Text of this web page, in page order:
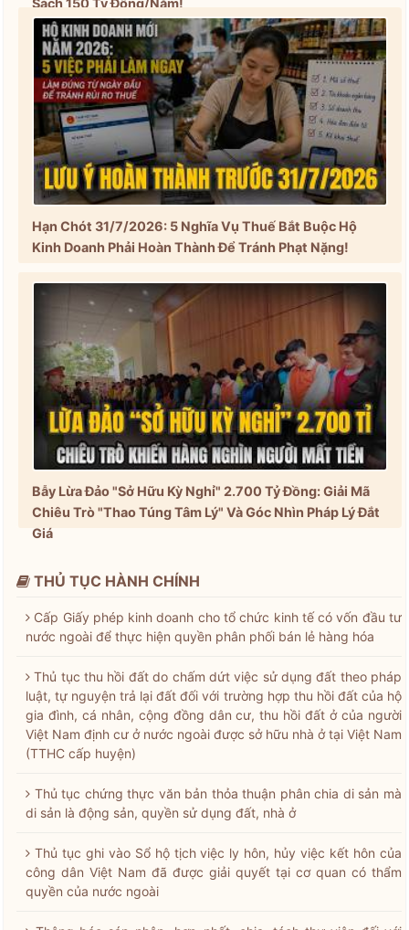
Sách 150 Tỷ Đồng/Năm!
Hạn Chót 31/7/2026: 5 Nghĩa Vụ Thuế Bắt Buộc Hộ
Kinh Doanh Phải Hoàn Thành Để Tránh Phạt Nặng!
Bẫy Lừa Đảo "Sở Hữu Kỳ Nghỉ" 2.700 Tỷ Đồng: Giải Mã
Chiêu Trò "Thao Túng Tâm Lý" Và Góc Nhìn Pháp Lý Đắt
Giá
THỦ TỤC HÀNH CHÍNH
Cấp Giấy phép kinh doanh cho tổ chức kinh tế có vốn đầu tư
nước ngoài để thực hiện quyền phân phối bán lẻ hàng hóa
Thủ tục thu hồi đất do chấm dứt việc sử dụng đất theo pháp
luật, tự nguyện trả lại đất đối với trường hợp thu hồi đất của hộ
gia đình, cá nhân, cộng đồng dân cư, thu hồi đất ở của người
Việt Nam định cư ở nước ngoài được sở hữu nhà ở tại Việt Nam
(TTHC cấp huyện)
Thủ tục chứng thực văn bản thỏa thuận phân chia di sản mà
di sản là động sản, quyền sử dụng đất, nhà ở
Thủ tục ghi vào Sổ hộ tịch việc ly hôn, hủy việc kết hôn của
công dân Việt Nam đã được giải quyết tại cơ quan có thẩm
quyền của nước ngoài